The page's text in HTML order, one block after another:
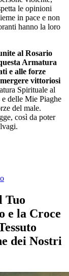
le opinioni
in pace e non
hanno la loro
al Rosario
Armatura
e alle forze
vittoriosi
Spirituale al
delle Mie Piaghe
del male.
così da poter
Tuo
e la Croce
dei Nostri